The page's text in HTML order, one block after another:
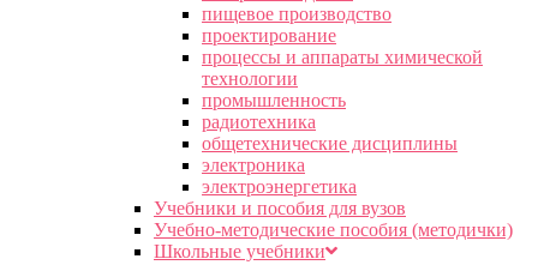
пищевое производство
проектирование
процессы и аппараты химической
технологии
промышленность
радиотехника
общетехнические дисциплины
электроника
электроэнергетика
Учебники и пособия для вузов
Учебно-методические пособия (методички)
Школьные учебники